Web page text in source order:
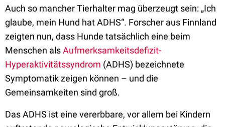
Auch so mancher Tierhalter mag überzeugt sein: „Ich
glaube, mein Hund hat ADHS“. Forscher aus Finnland
zeigten nun, dass Hunde tatsächlich eine beim
Menschen alsAufmerksamkeitsdefizit-
Hyperaktivitätssyndrom (ADHS) bezeichnete
Symptomatik zeigen können – und die
Gemeinsamkeiten sind groß.
Das ADHS ist eine vererbbare, vor allem bei Kindern